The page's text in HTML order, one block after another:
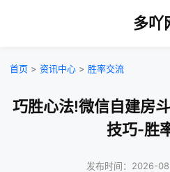
多吖
首页 > 资讯中心 > 胜率交流
巧胜心法!微信自建房
技巧-胜
发布时间：2026-